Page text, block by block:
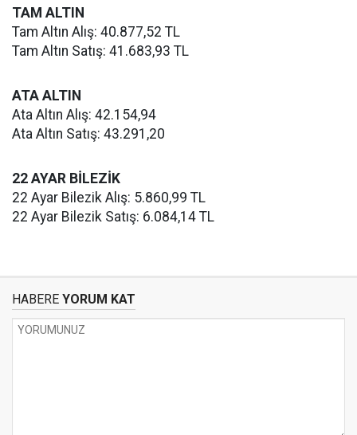
TAM ALTIN
Tam Altın Alış: 40.877,52 TL
Tam Altın Satış: 41.683,93 TL
ATA ALTIN
Ata Altın Alış: 42.154,94
Ata Altın Satış: 43.291,20
22 AYAR BİLEZİK
22 Ayar Bilezik Alış: 5.860,99 TL
22 Ayar Bilezik Satış: 6.084,14 TL
HABERE YORUM KAT